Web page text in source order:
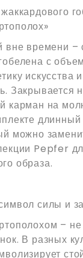
вне времени –
с
искусства
Закрывается
карман на
можно
Pepfer
образа.
силы и
– не
В разных